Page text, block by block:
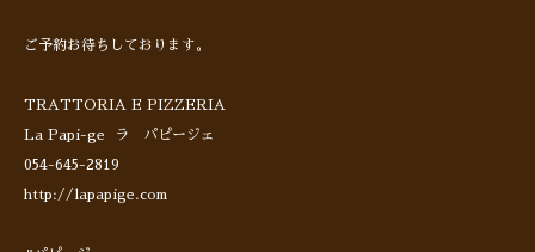
ご予約お待ちしております。
TRATTORIA E PIZZERIA
La Papi-ge ラ パピージェ
054-645-2819
http://lapapige.com